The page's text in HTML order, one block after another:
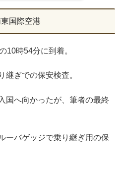
東国際空港
10時54分に到着。
継ぎでの保安検査。
国へ向かったが、筆者の最終
ーバゲッジで乗り継ぎ用の保